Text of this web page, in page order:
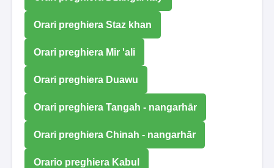
Orari preghiera Staz khan
Orari preghiera Mir 'ali
Orari preghiera Duawu
Orari preghiera Tangah - nangarhār
Orari preghiera Chinah - nangarhār
Orario preghiera Kabul